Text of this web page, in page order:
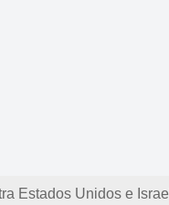
Estados Unidos e Israel